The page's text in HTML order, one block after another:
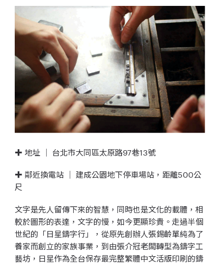
✚ 地址 ｜ 台北市大同區太原路97巷13號
✚ 鄰近換電站 ｜ 建成公園地下停車場站，距離500公
尺
文字是先人留傳下來的智慧，同時也是文化的載體，相
較於圖形的表達，文字的慢，如今更顯珍貴。走過半個
世紀的「日星鑄字行」，從原先創辦人張錫齡單純為了
養家而創立的家族事業，到由張介冠老闆轉型為鑄字工
藝坊，日星作為全台保存最完整繁體中文活版印刷的鑄